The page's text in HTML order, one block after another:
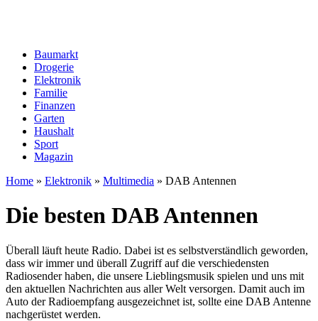
Baumarkt
Drogerie
Elektronik
Familie
Finanzen
Garten
Haushalt
Sport
Magazin
Home » Elektronik » Multimedia » DAB Antennen
Die besten DAB Antennen
Überall läuft heute Radio. Dabei ist es selbstverständlich geworden,
dass wir immer und überall Zugriff auf die verschiedensten
Radiosender haben, die unsere Lieblingsmusik spielen und uns mit
den aktuellen Nachrichten aus aller Welt versorgen. Damit auch im
Auto der Radioempfang ausgezeichnet ist, sollte eine DAB Antenne
nachgerüstet werden.